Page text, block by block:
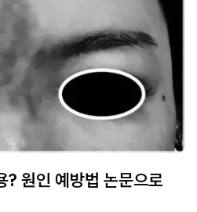
? 원인 예방법 논문으로